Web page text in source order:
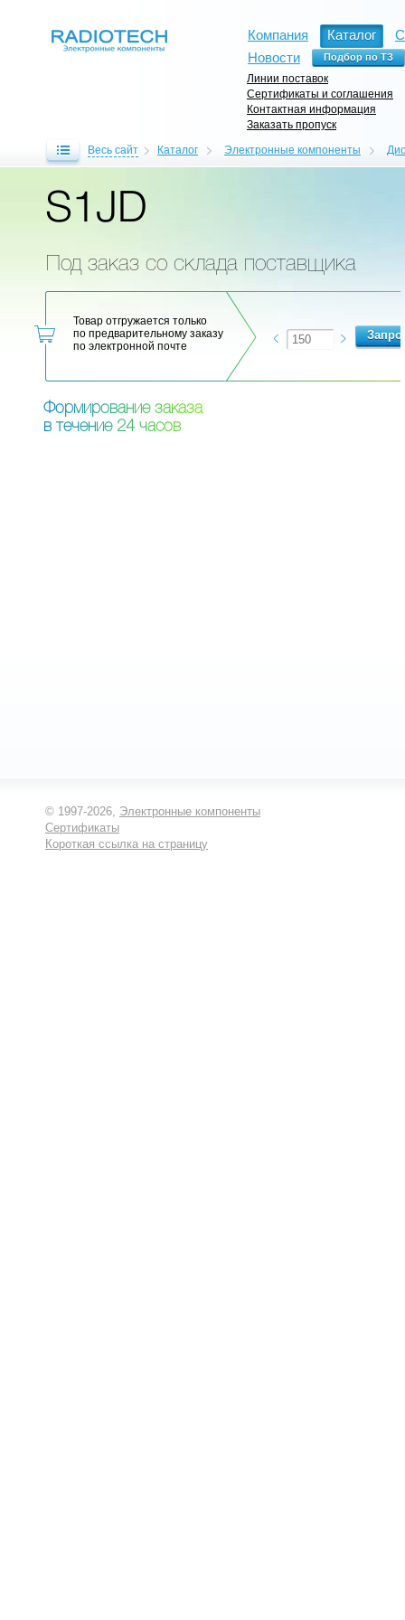
Компания Каталог
Новости
Линии поставок
Сертификаты и соглашения
Контактная информация
Заказать пропуск
Весь сайт Каталог Электронные компоненты
S1JD
Под заказ со склада поставщика
Товар отгружается только
по предварительному заказу
по электронной почте
Формирование заказа
в течение 24 часов
© 1997-2026, Электронные компоненты
Сертификаты
Короткая ссылка на страницу